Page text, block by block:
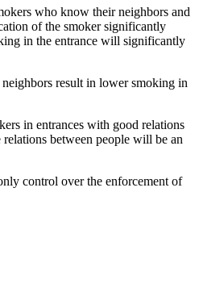
who know their neighbors and
of the smoker significantly
in the entrance will significantly
result in lower smoking in
in entrances with good relations
between people will be an
control over the enforcement of